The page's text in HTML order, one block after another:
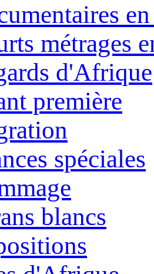
métrages
d'Afrique
première
spéciales
blancs